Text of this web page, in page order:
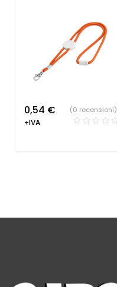
0,54 €
+IVA
(0 recensioni)